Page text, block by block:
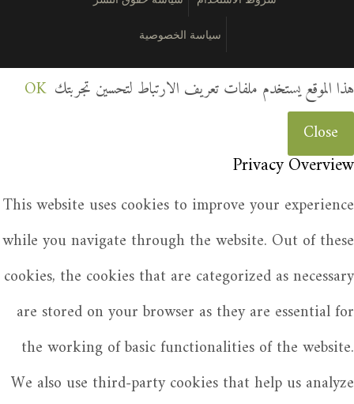
سياسة الخصوصية
هذا الموقع يستخدم ملفات تعريف الارتباط لتحسين تجربتك OK
Close
Privacy Overview
This website uses cookies to improve your experience
while you navigate through the website. Out of these
cookies, the cookies that are categorized as necessary
are stored on your browser as they are essential for
the working of basic functionalities of the website.
We also use third-party cookies that help us analyze